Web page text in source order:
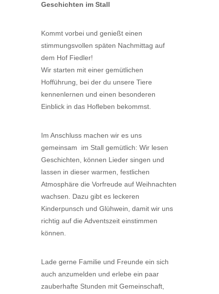
Geschichten im Stall
Kommt vorbei und genießt einen
stimmungsvollen späten Nachmittag auf
dem Hof Fiedler!
Wir starten mit einer gemütlichen
Hofführung, bei der du unsere Tiere
kennenlernen und einen besonderen
Einblick in das Hofleben bekommst.
Im Anschluss machen wir es uns
gemeinsam im Stall gemütlich: Wir lesen
Geschichten, können Lieder singen und
lassen in dieser warmen, festlichen
Atmosphäre die Vorfreude auf Weihnachten
wachsen. Dazu gibt es leckeren
Kinderpunsch und Glühwein, damit wir uns
richtig auf die Adventszeit einstimmen
können.
Lade gerne Familie und Freunde ein sich
auch anzumelden und erlebe ein paar
zauberhafte Stunden mit Gemeinschaft,